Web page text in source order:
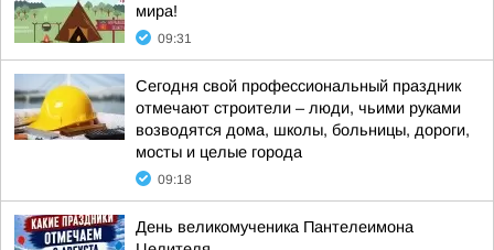
мира!
09:31
Сегодня свой профессиональный праздник
отмечают строители – люди, чьими руками
возводятся дома, школы, больницы, дороги,
мосты и целые города
09:18
День великомученика Пантелеимона